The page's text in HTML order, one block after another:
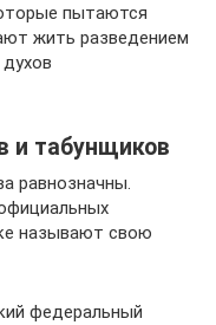
пытаются
жить разведением
и табунщиков
равнозначны.
называют свою
федеральный